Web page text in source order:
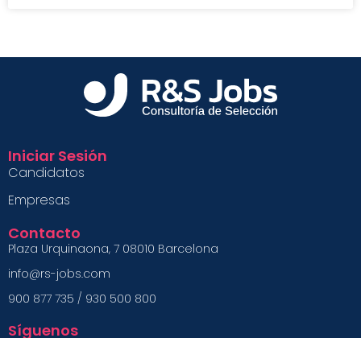
Iniciar Sesión
Candidatos
Empresas
Contacto
Plaza Urquinaona, 7 08010 Barcelona
info@rs-jobs.com
900 877 735 / 930 500 800
Síguenos